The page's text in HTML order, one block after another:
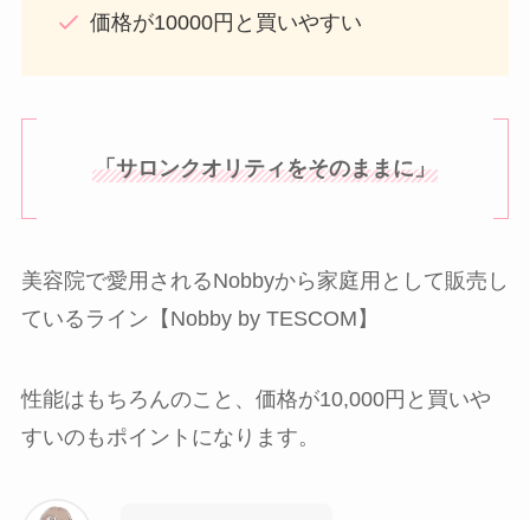
価格が10000円と買いやすい
「サロンクオリティをそのままに」
美容院で愛用されるNobbyから家庭用として販売し
ているライン【Nobby by TESCOM】
性能はもちろんのこと、価格が10,000円と買いや
すいのもポイントになります。